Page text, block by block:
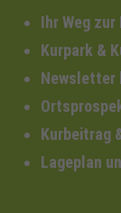
Ihr Weg zur
Kurpark &
Newsletter
Kurbeitrag
Lageplan